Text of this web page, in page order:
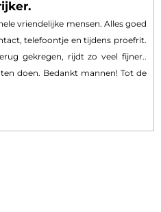
vriendelijke mensen. Alles goed
telefoontje en tijdens proefrit.
gekregen, rijdt zo veel fijner..
doen. Bedankt mannen! Tot de